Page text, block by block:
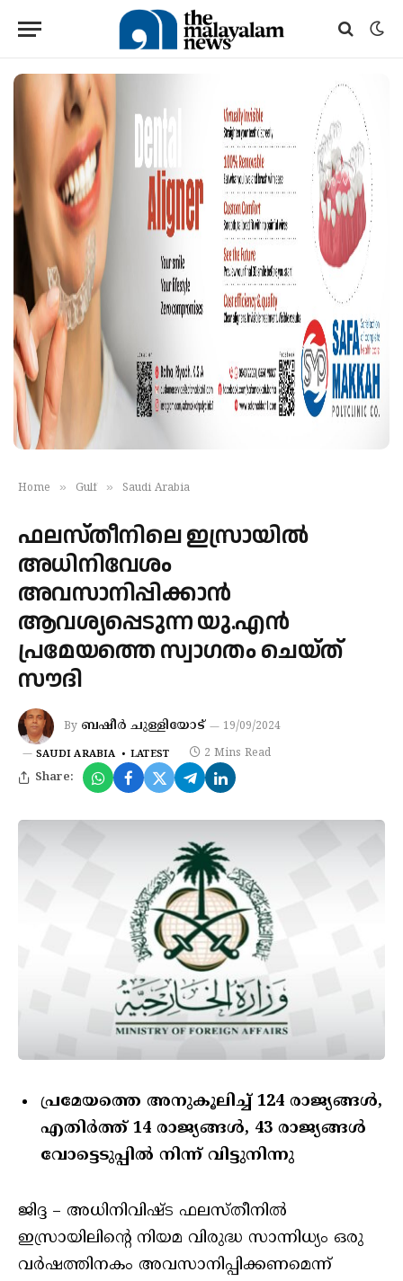
Home » Gulf » Saudi Arabia
ഫലസ്തീനിലെ ഇസ്രായില്‍
അധിനിവേശം
അവസാനിപ്പിക്കാന്‍
ആവശ്യപ്പെടുന്ന യു.എന്‍
പ്രമേയത്തെ സ്വാഗതം ചെയ്ത്
സൗദി
By ബഷീർ ചുള്ളിയോട് 19/09/2024
SAUDI ARABIA LATEST 2 Mins Read
Share:
പ്രമേയത്തെ അനുകൂലിച്ച് 124 രാജ്യങ്ങള്‍,
എതിര്‍ത്ത് 14 രാജ്യങ്ങള്‍, 43 രാജ്യങ്ങള്‍
വോട്ടെടുപ്പില്‍ നിന്ന് വിട്ടുനിന്നു
ജിദ്ദ – അധിനിവിഷ്ട ഫലസ്തീനില്‍
ഇസ്രായിലിന്റെ നിയമ വിരുദ്ധ സാന്നിധ്യം ഒരു
വര്‍ഷത്തിനകം അവസാനിപ്പിക്കണമെന്ന്